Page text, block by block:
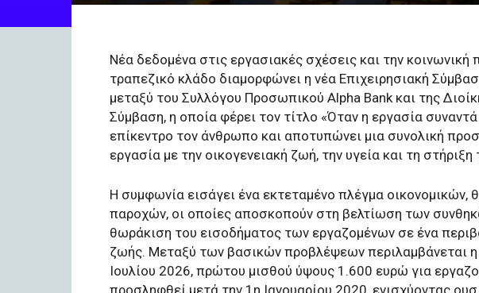
Νέα δεδομένα στις εργασιακές σχέσεις και την κοινωνική
τραπεζικό κλάδο διαμορφώνει η νέα Επιχειρησιακή
μεταξύ του Συλλόγου Προσωπικού Alpha Bank και της
Σύμβαση, η οποία φέρει τον τίτλο «Όταν η εργασία συναντά
επίκεντρο τον άνθρωπο και αποτυπώνει μια συνολική
εργασία με την οικογενειακή ζωή, την υγεία και τη
Η συμφωνία εισάγει ένα εκτεταμένο πλέγμα οικονομικών,
παροχών, οι οποίες αποσκοπούν στη βελτίωση των
θωράκιση του εισοδήματος των εργαζομένων σε ένα
ζωής. Μεταξύ των βασικών προβλέψεων περιλαμβάνεται
Ιουλίου 2026, πρώτου μισθού ύψους 1.600 ευρώ για
προσληφθεί μετά την 1η Ιανουαρίου 2020, ενισχύοντας